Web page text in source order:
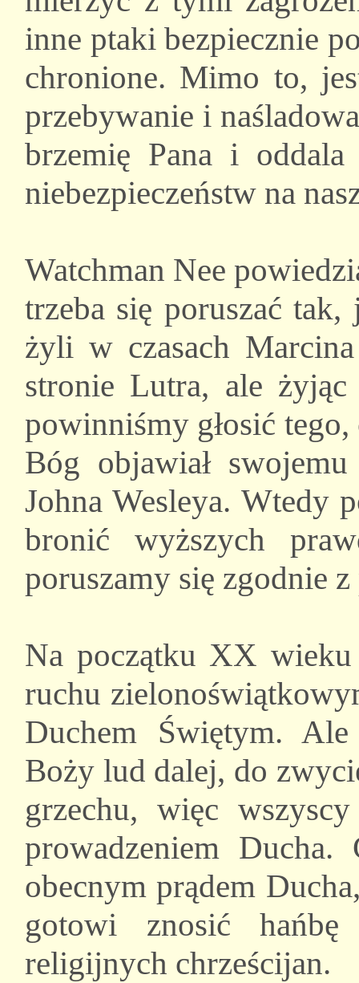
inne ptaki bezpiecznie
chronione. Mimo to,
przebywanie i
brzemię Pana i
niebezpieczeństw na
Watchman Nee
trzeba się poruszać
żyli w czasach
stronie Lutra, ale żyjąc
powinniśmy głosić
Bóg objawiał
Johna Wesleya. Wtedy
bronić wyższych
poruszamy się zgodnie
Na początku XX wieku
ruchu
Duchem Świętym.
Boży lud dalej, do
grzechu, więc
prowadzeniem
obecnym prądem
gotowi znosić
religijnych chrześcijan.